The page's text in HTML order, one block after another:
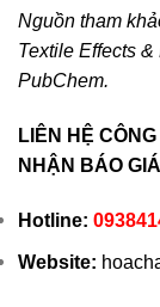
Nguồn tham
Textile Effects
PubChem.
LIÊN HỆ
NHẬN BÁO
Hotline:
Website: